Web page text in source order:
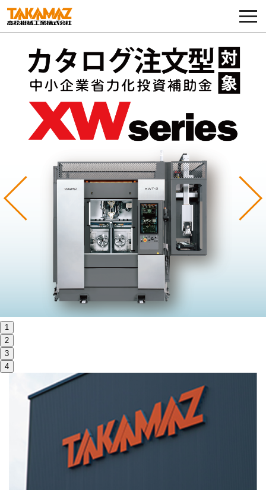
各種お問い合わせ・部品注文
採用に関してはこちらから
企業情報
展示会・イベント
コラム
製品ラインナップ
サステナビリティ
お問い合わせ
高松流技
ご利用に際して
Previous
1
2
3
4